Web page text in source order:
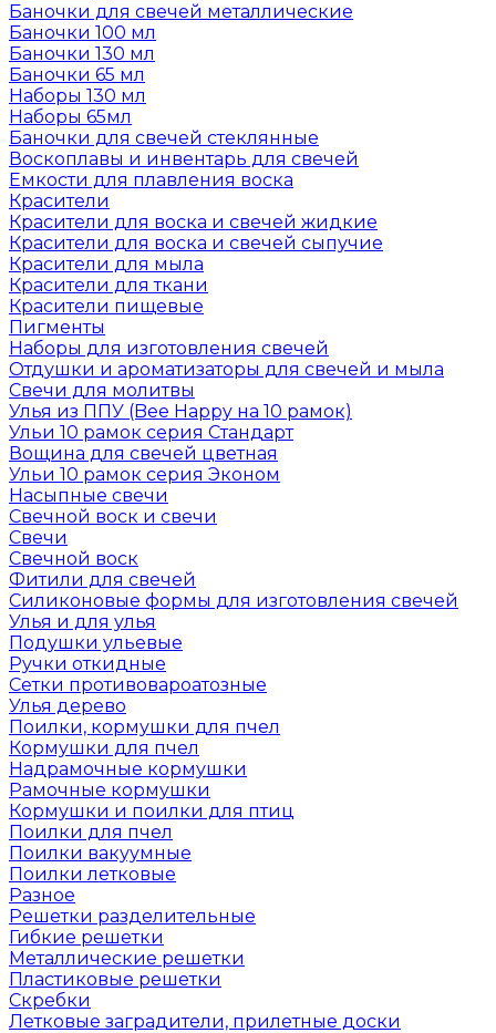
Баночки для свечей металлические
Баночки 100 мл
Баночки 130 мл
Баночки 65 мл
Наборы 130 мл
Наборы 65мл
Баночки для свечей стеклянные
Воскоплавы и инвентарь для свечей
Емкости для плавления воска
Красители
Красители для воска и свечей жидкие
Красители для воска и свечей сыпучие
Красители для мыла
Красители для ткани
Красители пищевые
Пигменты
Наборы для изготовления свечей
Отдушки и ароматизаторы для свечей и мыла
Свечи для молитвы
Улья из ППУ (Bee Happy на 10 рамок)
Ульи 10 рамок серия Стандарт
Вощина для свечей цветная
Ульи 10 рамок серия Эконом
Насыпные свечи
Свечной воск и свечи
Свечи
Свечной воск
Фитили для свечей
Силиконовые формы для изготовления свечей
Улья и для улья
Подушки ульевые
Ручки откидные
Сетки противовароатозные
Улья дерево
Поилки, кормушки для пчел
Кормушки для пчел
Надрамочные кормушки
Рамочные кормушки
Кормушки и поилки для птиц
Поилки для пчел
Поилки вакуумные
Поилки летковые
Разное
Решетки разделительные
Гибкие решетки
Металлические решетки
Пластиковые решетки
Скребки
Летковые заградители, прилетные доски